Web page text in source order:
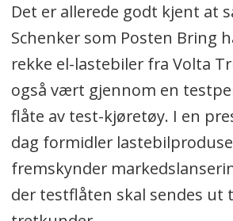
Det er allerede godt kjent at
Schenker som Posten Bring
rekke el-lastebiler fra Volta
også vært gjennom en
flåte av test-kjøretøy. I en
dag formidler
fremskynder
der testflåten skal sendes ut